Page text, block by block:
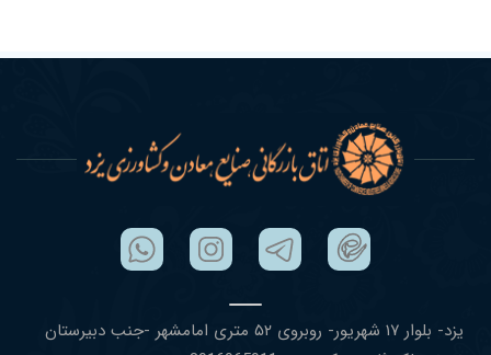
یزد- بلوار ١٧ شهریور- روبروی ۵٢ متری امامشهر -جنب دبیرستان